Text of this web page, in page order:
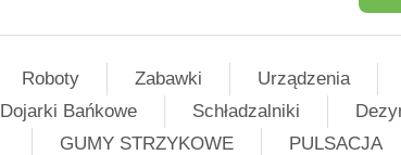
Roboty Zabawki Urządzenia
Dojarki Bańkowe
Schładzalniki
GUMY STRZYKOWE
PULSACJA